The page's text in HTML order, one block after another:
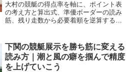
大村の競艇の得点率を軸に、ポイント表
の考え方と算出式、準優ボーダーの読み
筋、残り走数から必要着順を逆算する手
下関の競艇展示を勝ち筋に変える
読み方｜潮と風の癖を掴んで精度
を上げていこう